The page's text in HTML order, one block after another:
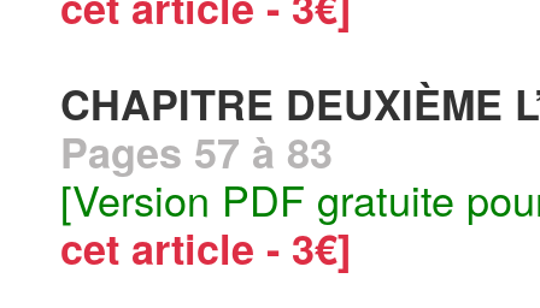
CHAPITRE DEUXIÈME
Pages 57 à 83
[Version PDF gratuite
cet article - 3€]